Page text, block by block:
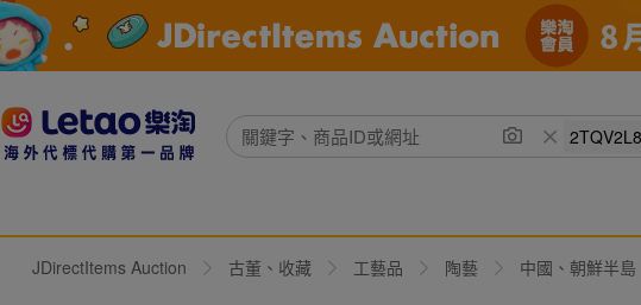
JDirectItems Auction 古董、收藏 工藝品 陶藝 中國、朝鮮半島